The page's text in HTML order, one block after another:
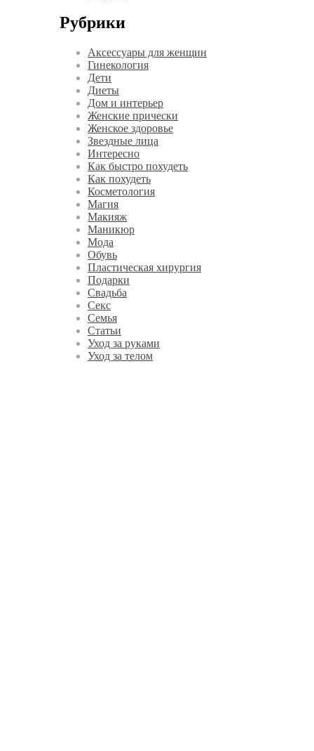
Рубрики
Аксессуары для женщин
Гинекология
Дети
Диеты
Дом и интерьер
Женские прически
Женское здоровье
Звездные лица
Интересно
Как быстро похудеть
Как похудеть
Косметология
Магия
Макияж
Маникюр
Мода
Обувь
Пластическая хирургия
Подарки
Свадьба
Секс
Семья
Статьи
Уход за руками
Уход за телом